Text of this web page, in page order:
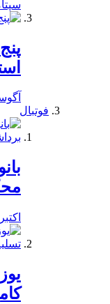
سپتامبر
آگوست
فوتبال
اکتبر 15, 2019